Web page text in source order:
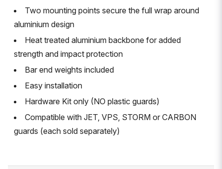
Two mounting points secure the full wrap around
aluminium design
Heat treated aluminium backbone for added
strength and impact protection
Bar end weights included
Easy installation
Hardware Kit only (NO plastic guards)
Compatible with JET, VPS, STORM or CARBON
guards (each sold separately)